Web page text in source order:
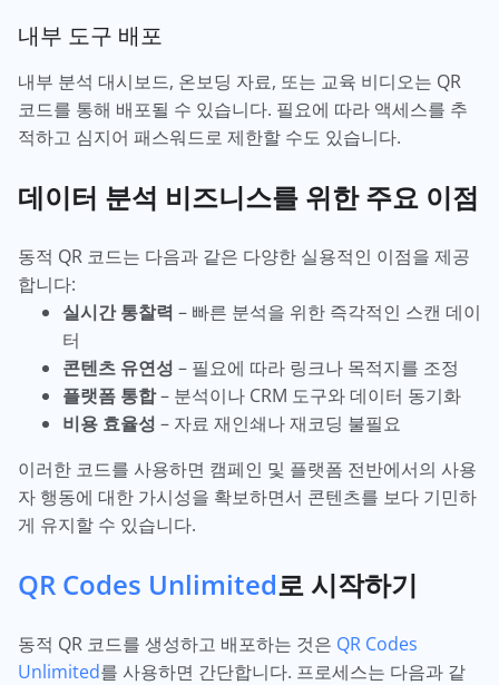
내부 도구 배포
내부 분석 대시보드, 온보딩 자료, 또는 교육 비디오는 QR
코드를 통해 배포될 수 있습니다. 필요에 따라 액세스를 추
적하고 심지어 패스워드로 제한할 수도 있습니다.
데이터 분석 비즈니스를 위한 주요 이점
동적 QR 코드는 다음과 같은 다양한 실용적인 이점을 제공
합니다:
실시간 통찰력 – 빠른 분석을 위한 즉각적인 스캔 데이
터
콘텐츠 유연성 – 필요에 따라 링크나 목적지를 조정
플랫폼 통합– 분석이나 CRM 도구와 데이터 동기화
비용 효율성 – 자료 재인쇄나 재코딩 불필요
이러한 코드를 사용하면 캠페인 및 플랫폼 전반에서의 사용
자 행동에 대한 가시성을 확보하면서 콘텐츠를 보다 기민하
게 유지할 수 있습니다.
QR Codes Unlimited로 시작하기
동적 QR 코드를 생성하고 배포하는 것은 QR Codes
Unlimited를 사용하면 간단합니다. 프로세스는 다음과 같